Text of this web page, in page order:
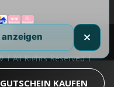
GUTSCHEIN KAUFEN
| All Rights Reserved |
|DRIVAR.at|